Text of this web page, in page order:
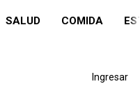
SALUD COMIDA
Ingresar